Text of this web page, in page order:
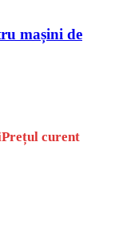
mașini de
Prețul curent